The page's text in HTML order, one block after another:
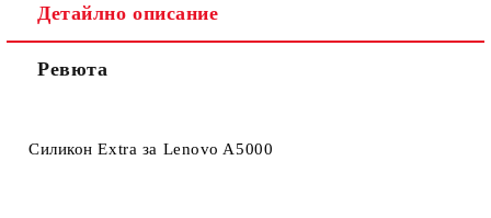
Детайлно описание
Ревюта
Силикон Extra за Lenovo A5000